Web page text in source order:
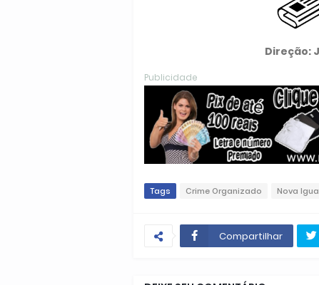
Direção:
Publicidade
Tags Crime Organizado Nova
Compartilhar